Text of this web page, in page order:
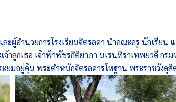
ะผู้อำนวยการโรงเรียนจิตรลดา นำคณะครู นักเรีย
ลูกเธอ เจ้าฟ้าพัชรกิติยาภา นเรนทิราเทพยวดี ก
มอยู่คุ้น พระตำหนักจิตรลดารโหฐาน พระราชวังดุสิ